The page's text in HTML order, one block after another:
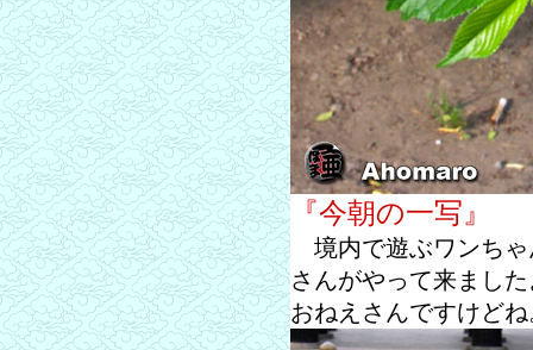
『今朝の一写』
境内で遊ぶワンちゃ
さんがやって来まし
おねえさんですけどね